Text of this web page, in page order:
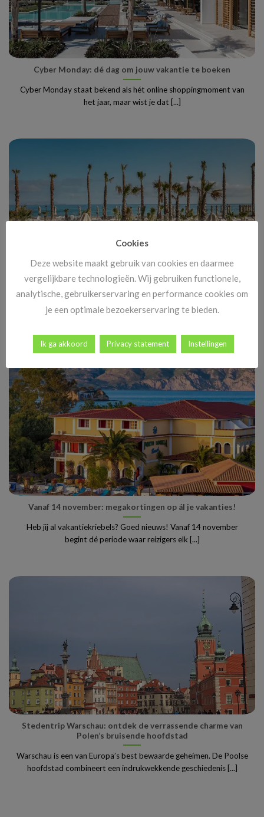
Cyber Monday: dé dag om jouw vakantie te boeken
Cyber Monday staat bekend als hét online shoppingmoment van
het jaar, maar wist je dat [...]
Black Friday komt eraan, en dat betekent méér dan alleen
Vanaf 14 november: megakortingen op ál je vakanties!
Heb jij al vakantiekriebels? Goed nieuws! Vanaf 14 november
begint dé periode waar reizigers elk [...]
Stedentrip Warschau: ontdek de verrassende charme van
Polen’s bruisende hoofdstad
Warschau is een van Europa’s best bewaarde geheimen. De Poolse
hoofdstad combineert een indrukwekkende geschiedenis [...]
Cookies
Deze website maakt gebruik van cookies en daarmee
vergelijkbare technologieën. Wij gebruiken functionele,
analytische, gebruikerservaring en performance cookies om
je een optimale bezoekerservaring te bieden.
Ik ga akkoord Privacy statement Instellingen